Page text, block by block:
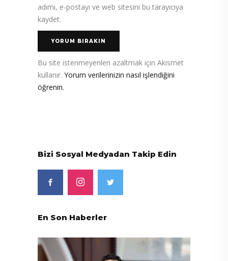
adımı, e-postayı ve web sitesini bu tarayıcıya
kaydet.
Bu site istenmeyenleri azaltmak için Akismet
kullanır. Yorum verilerinizin nasıl işlendiğini
öğrenin.
Bizi Sosyal Medyadan Takip Edin
En Son Haberler